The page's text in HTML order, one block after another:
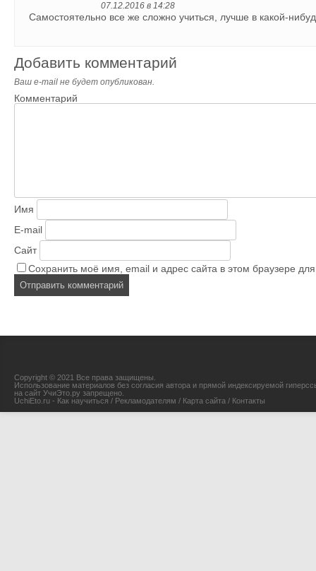
07.12.2016 в 14:28
Самостоятельно все же сложно учиться, лучше в какой-
Добавить комментарий
Ваш e-mail не будет опубликован.
Комментарий
Имя
E-mail
Сайт
Сохранить моё имя, email и адрес сайта в этом браузере
Copyright © 2021 Все права защищены.
Использование материалов без согласия автора и прямой индексируемой
на сайт УчиЭто.ру запрещено.
UchiEto.ru - Как научиться / Рекламодателям / Карта сайта / Контакты